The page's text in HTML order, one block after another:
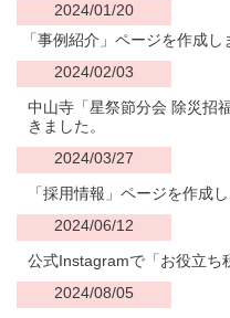
2024/01/20
「事例紹介」ページを作成し
2024/02/03
中山寺「星祭節分会 除災招
きました。
2024/03/27
「採用情報」ページを作成し
2024/06/12
公式Instagramで「お役立ち
2024/08/05